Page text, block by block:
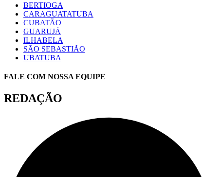
BERTIOGA
CARAGUATATUBA
CUBATÃO
GUARUJÁ
ILHABELA
SÃO SEBASTIÃO
UBATUBA
FALE COM NOSSA EQUIPE
REDAÇÃO